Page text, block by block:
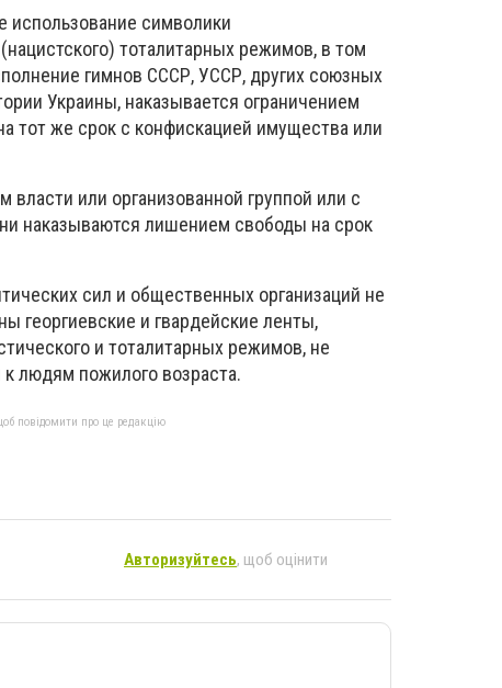
использование символики
тоталитарных режимов, в том
гимнов СССР, УССР, других союзных
Украины, наказывается ограничением
тот же срок с конфискацией имущества или
или организованной группой или с
наказываются лишением свободы на срок
сил и общественных организаций не
георгиевские и гвардейские ленты,
и тоталитарных режимов, не
людям пожилого возраста.
повідомити про це редакцію
Авторизуйтесь, щоб оцінити